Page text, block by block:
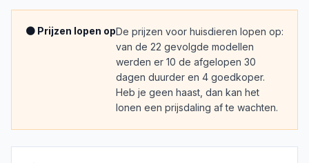
🟠 Prijzen lopen opDe prijzen voor huisdieren lopen op:
van de 22 gevolgde modellen
werden er 10 de afgelopen 30
dagen duurder en 4 goedkoper.
Heb je geen haast, dan kan het
lonen een prijsdaling af te wachten.